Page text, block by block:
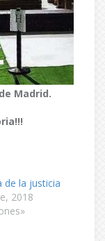
Madrid.
de la justicia
2018